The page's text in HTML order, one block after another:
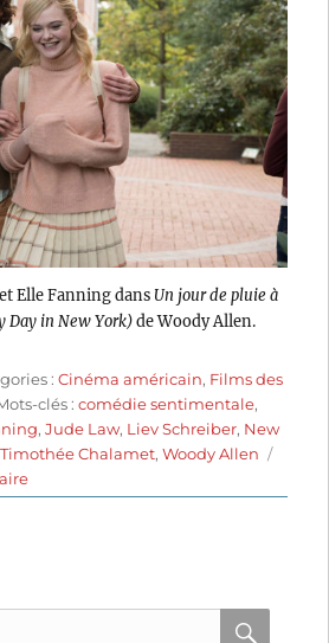
Elle Fanning dansUn jour de pluie à
Day in New York)de Woody Allen.
:Cinéma américain, Films des
clés :comédie sentimentale,
,Jude Law, Liev Schreiber, New
Timothée Chalamet,Woody Allen
sur
Un